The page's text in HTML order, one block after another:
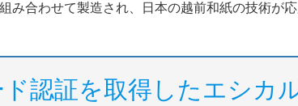
み合わせて製造され、日本の越前和紙の技術が応
認証を取得したエシカ